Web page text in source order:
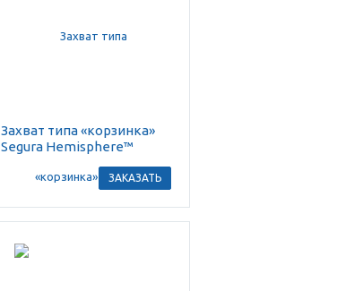
Захват типа «корзинка»
Segura Hemisphere™
ЗАКАЗАТЬ